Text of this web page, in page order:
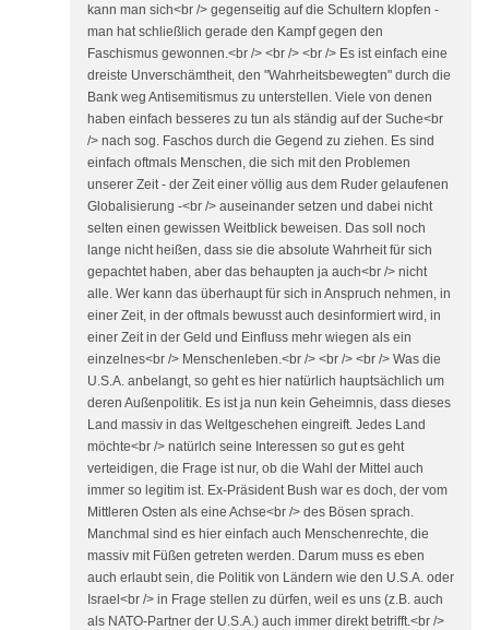
kann man sich<br /> gegenseitig auf die Schultern klopfen -
man hat schließlich gerade den Kampf gegen den
Faschismus gewonnen.<br /> <br /> <br /> Es ist einfach eine
dreiste Unverschämtheit, den "Wahrheitsbewegten" durch die
Bank weg Antisemitismus zu unterstellen. Viele von denen
haben einfach besseres zu tun als ständig auf der Suche<br
/> nach sog. Faschos durch die Gegend zu ziehen. Es sind
einfach oftmals Menschen, die sich mit den Problemen
unserer Zeit - der Zeit einer völlig aus dem Ruder gelaufenen
Globalisierung -<br /> auseinander setzen und dabei nicht
selten einen gewissen Weitblick beweisen. Das soll noch
lange nicht heißen, dass sie die absolute Wahrheit für sich
gepachtet haben, aber das behaupten ja auch<br /> nicht
alle. Wer kann das überhaupt für sich in Anspruch nehmen, in
einer Zeit, in der oftmals bewusst auch desinformiert wird, in
einer Zeit in der Geld und Einfluss mehr wiegen als ein
einzelnes<br /> Menschenleben.<br /> <br /> <br /> Was die
U.S.A. anbelangt, so geht es hier natürlich hauptsächlich um
deren Außenpolitik. Es ist ja nun kein Geheimnis, dass dieses
Land massiv in das Weltgeschehen eingreift. Jedes Land
möchte<br /> natürlch seine Interessen so gut es geht
verteidigen, die Frage ist nur, ob die Wahl der Mittel auch
immer so legitim ist. Ex-Präsident Bush war es doch, der vom
Mittleren Osten als eine Achse<br /> des Bösen sprach.
Manchmal sind es hier einfach auch Menschenrechte, die
massiv mit Füßen getreten werden. Darum muss es eben
auch erlaubt sein, die Politik von Ländern wie den U.S.A. oder
Israel<br /> in Frage stellen zu dürfen, weil es uns (z.B. auch
als NATO-Partner der U.S.A.) auch immer direkt betrifft.<br />